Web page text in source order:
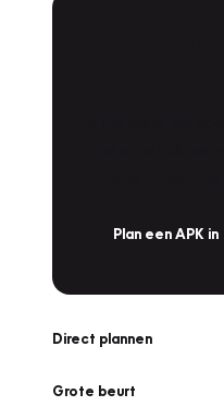
Plan een APK in
Direct plannen
Grote beurt